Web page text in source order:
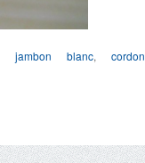
jambon blanc,cordon